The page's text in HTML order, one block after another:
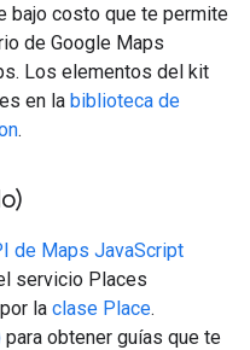
bajo costo que te permite
de Google Maps
Los elementos del kit
en la biblioteca de
.
de Maps JavaScript
servicio Places
la clase Place.
para obtener guías que te